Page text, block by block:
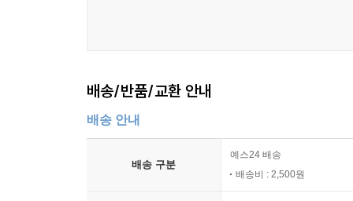
배송/반품/교환 안내
배송 안내
배송 구분
예스24 배송
배송비 : 2,500원